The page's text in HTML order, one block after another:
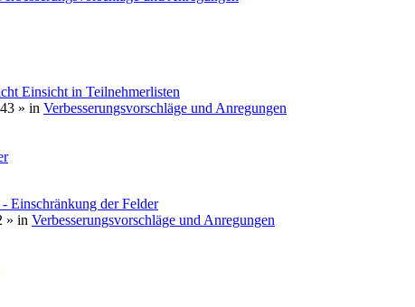
Einsicht in Teilnehmerlisten
» in Verbesserungsvorschläge und Anregungen
Einschränkung der Felder
» in Verbesserungsvorschläge und Anregungen